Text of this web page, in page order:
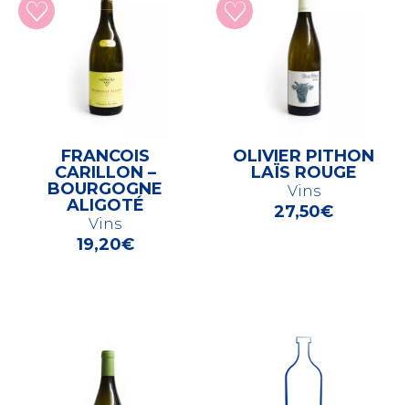
FRANCOIS
CARILLON –
BOURGOGNE
ALIGOTÉ
Vins
19,20€
OLIVIER PITHON
LAÏS ROUGE
Vins
27,50€